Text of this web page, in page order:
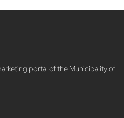
portal of the Municipality of